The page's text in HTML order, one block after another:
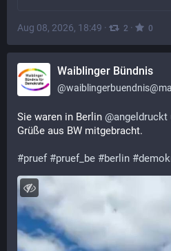
Aug 08, 2026, 18:49 · 2 · 0
Waiblinger Bündnis
@
Sie waren in Berlin @angeldruckt
Grüße aus BW mitgebracht.
#pruef #pruef_be #berlin #